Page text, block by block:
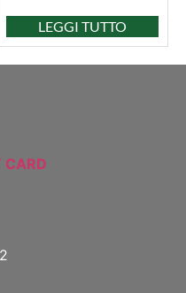
LEGGI TUTTO
CARD